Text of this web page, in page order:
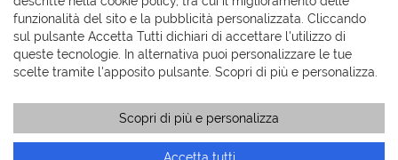
funzionalità del sito e la pubblicità personalizzata. Cliccando
sul pulsante Accetta Tutti dichiari di accettare l'utilizzo di
queste tecnologie. In alternativa puoi personalizzare le tue
scelte tramite l'apposito pulsante. Scopri di più e personalizza.
Scopri di più e personalizza